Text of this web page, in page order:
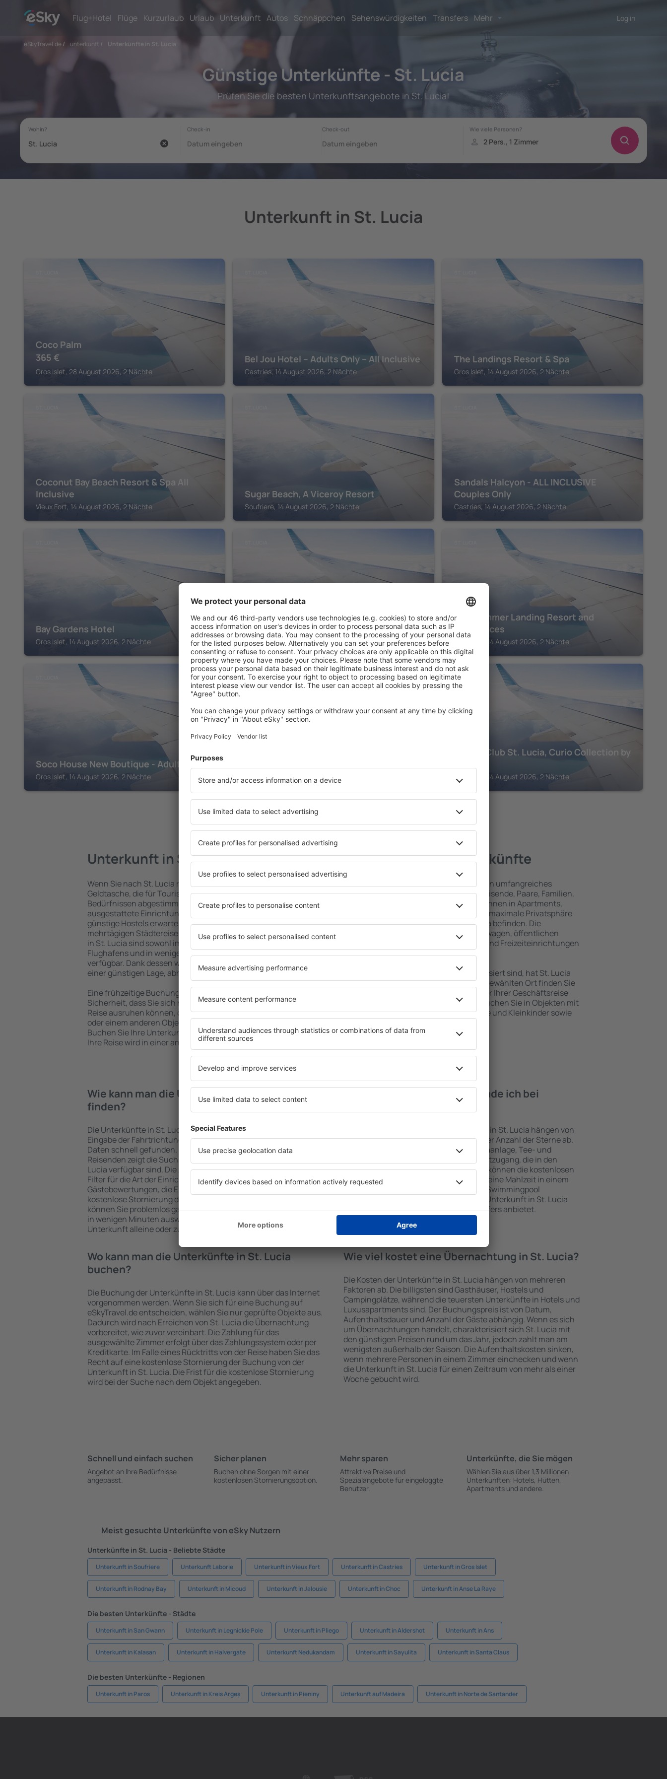
Flug+Hotel Flüge Kurzurlaub Urlaub Unterkunft Autos Schnäppchen Sehenswürdigkeiten Transfers Mehr Log in
eSkyTravel.de/ unterkunft / Unterkünfte in St. Lucia
Günstige Unterkünfte - St. Lucia
Prüfen Sie die besten Unterkunftsangebote in St. Lucia!
Unterkunft in St. Lucia
Coco Palm
365 €
Gros Islet, 28 August 2026, 2 Nächte
Bel Jou Hotel – Adults Only – All Inclusive
Castries, 14 August 2026, 2 Nächte
The Landings Resort & Spa
Gros Islet, 14 August 2026, 2 Nächte
Coconut Bay Beach Resort & Spa All
Inclusive
Vieux Fort, 14 August 2026, 2 Nächte
Sugar Beach, A Viceroy Resort
Soufriere, 14 August 2026, 2 Nächte
Sandals Halcyon - ALL INCLUSIVE
Couples Only
Castries, 14 August 2026, 2 Nächte
Bay Gardens Hotel
Gros Islet, 14 August 2026, 2 Nächte
Bay Gardens Beach Resort and Spa
Gros Islet, 14 August 2026, 2 Nächte
Windjammer Landing Resort and
Residences
Gros Islet, 14 August 2026, 2 Nächte
Soco House New Boutique - Adults Only
Gros Islet, 14 August 2026, 2 Nächte
ST. LUCIA
Gros Islet, 14 August 2026, 2 Nächte
ST. LUCIA
Harbor Club St. Lucia, Curio Collection by
Gros Islet, 14 August 2026, 2 Nächte
Mehr Angebote prüfen in St. Lucia
Unterkunft in St. Lucia
Wenn Sie nach St. Lucia reisen, finden Sie Unterkünfte für jede
Geldtasche, die für Touristen mit unterschiedlichen
Bedürfnissen abgestimmt sind. Geräumige und komfortabel
ausgestattete Einrichtungen mit vielen Annehmlichkeiten und
günstige Hostels erwarten die Besucher, wo sie während einer
mehrtägigen Städtereise übernachten können. Die Unterkünfte
in St. Lucia sind sowohl im Zentrum als auch in der Nähe des
Flughafens und in weniger beliebten Stadtteilen oder Regionen
verfügbar. Dank dessen wählen Sie eine Unterkunft in St. Lucia in
einer günstigen Lage, abhängig von Ihren weiteren Vorhaben.
Eine frühzeitige Buchung der Unterkunft in St. Lucia gibt die
Sicherheit, dass Sie sich nach dem Erreichen des Ziels nach der
Reise ausruhen können, ohne nach einem Hotel, einer Wohnung
oder einem anderen Objekt für Reisende suchen zu müssen.
Buchen Sie Ihre Unterkunft vor dem Besuch von St. Lucia und
Ihre Reise wird in einer angenehmeren Atmosphäre verlaufen.
St. Lucia – beste Unterkünfte
Die Unterkünfte in St. Lucia umfassen ein umfangreiches
Angebot von vielen Objekten für Alleinreisende, Paare, Familien,
Senioren und Gruppen. Die Besucher können in Apartments,
Hotels und Pensionen übernachten, die maximale Privatsphäre
bieten und sich im Zentrum von St. Lucia befinden. Die
Annehmlichkeiten wie die Nähe zu Mietwagen, öffentlichen
Verkehrsmitteln, Geschäften, Service- und Freizeiteinrichtungen
sind die Garantie einer guten Erholung.
Wenn Sie an Luxusunterkünften interessiert sind, hat St. Lucia
ein breites Angebot für Sie. An dem ausgewählten Ort finden Sie
alles, was Sie während Ihres Urlaubs oder Ihrer Geschäftsreise
benötigen. Die Unterkunft in St. Lucia buchen Sie in Objekten mit
Einrichtungen für Behinderte, Säuglinge und Kleinkinder sowie
für Reisende zusammen mit Haustieren.
Wie kann man die Unterkünfte in St. Lucia
finden?
Die Unterkünfte in St. Lucia werden von der Suchmaschine nach
Eingabe der Fahrtrichtung und der Check-In- und Check-Out-
Daten schnell gefunden. Nach Auswahl der Anzahl der
Reisenden zeigt die Suchmaschine an, welche Unterkünfte in St.
Lucia verfügbar sind. Die Auswahl der Unterkunft wird durch
Filter für die Art der Einrichtung und die Anzahl der Sterne, die
Gästebewertungen, die Entfernung zum Zentrum und die
kostenlose Stornierung der Buchung erleichtert. Dadurch
können Sie problemlos ganz einfach eine Unterkunft in St. Lucia
in wenigen Minuten auswählen. Sie können je nach Bedarf eine
Unterkunft alleine oder zusammen mit dem Flug buchen.
Welche Annehmlichkeiten finde ich bei
Unterkünften in St. Lucia?
Die Annehmlichkeiten bei Unterkünften in St. Lucia hängen von
der Art des ausgewählten Objekts und der Anzahl der Sterne ab.
Gäste nutzen Küchenzeile, Balkon, Klimaanlage, Tee- und
Kaffeezubehör, Handtücher und Internetzugang, die in den
Unterkünften verfügbar sind. Besucher können die kostenlosen
Parkplätze an der Unterkunft benutzen, eine Mahlzeit in einem
Restaurant bestellen oder ein Hotel mit Swimmingpool
auswählen. Sie können zusätzlich eine Unterkunft in St. Lucia
buchen, die den Gästen Flughafentransfers anbietet.
Wo kann man die Unterkünfte in St. Lucia
buchen?
Die Buchung der Unterkünfte in St. Lucia kann über das Internet
vorgenommen werden. Wenn Sie sich für eine Buchung auf
eSkyTravel.de entscheiden, wählen Sie nur geprüfte Objekte aus.
Dadurch wird nach Erreichen von St. Lucia die Übernachtung
vorbereitet, wie zuvor vereinbart. Die Zahlung für das
ausgewählte Zimmer erfolgt über das Zahlungssystem oder per
Kreditkarte. Im Falle eines Rücktritts von der Reise haben Sie das
Recht auf eine kostenlose Stornierung der Buchung von der
Unterkunft in St. Lucia. Die Frist für die kostenlose Stornierung
wird bei der Suche nach dem Objekt angegeben.
Wie viel kostet eine Übernachtung in St. Lucia?
Die Kosten der Unterkünfte in St. Lucia hängen von mehreren
Faktoren ab. Die billigsten sind Gasthäuser, Hostels und
Campingplätze, während die teuersten Unterkünfte in Hotels und
Luxusapartments sind. Der Buchungspreis ist von Datum,
Aufenthaltsdauer und Anzahl der Gäste abhängig. Wenn es sich
um Übernachtungen handelt, charakterisiert sich St. Lucia mit
den günstigen Preisen rund um das Jahr, jedoch zahlt man am
wenigsten außerhalb der Saison. Die Aufenthaltskosten sinken,
wenn mehrere Personen in einem Zimmer einchecken und wenn
die Unterkunft in St. Lucia für einen Zeitraum von mehr als einer
Woche gebucht wird.
Schnell und einfach suchen
Angebot an Ihre Bedürfnisse
angepasst.
Sicher planen
Buchen ohne Sorgen mit einer
kostenlosen Stornierungsoption.
Mehr sparen
Attraktive Preise und
Spezialangebote für eingeloggte
Benutzer.
Unterkünfte, die Sie mögen
Wählen Sie aus über 1,3 Millionen
Unterkünften: Hotels, Hütten,
Apartments und andere.
Meist gesuchte Unterkünfte von eSky Nutzern
Unterkünfte in St. Lucia - Beliebte Städte
Unterkunft in Soufriere Unterkunft Laborie Unterkunft in Vieux Fort Unterkunft in Castries Unterkunft in Gros Islet
Unterkunft in Rodnay Bay Unterkunft in Micoud Unterkunft in Jalousie Unterkunft in Choc Unterkunft in Anse La Raye
Die besten Unterkünfte - Städte
Unterkunft in San Gwann Unterkunft in Legnickie Pole Unterkunft in Pliego Unterkunft in Aldershot Unterkunft in Ans
Unterkunft in Kalasan Unterkunft in Halvergate Unterkunft Nedukandam Unterkunft in Sayulita Unterkunft in Santa Claus
Die besten Unterkünfte - Regionen
Unterkunft in Paros Unterkunft in Kreis Argeș Unterkunft in Pieniny Unterkunft auf Madeira Unterkunft in Norte de Santander